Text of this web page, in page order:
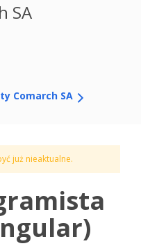
już nieaktualne.
SA
Comarch SA